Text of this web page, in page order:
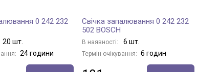
0 242 232
20 шт.
24 години
Свічка запалювання 0 242 232
502 BOSCH
В наявності: 6 шт.
Термін очікування: 6 годин